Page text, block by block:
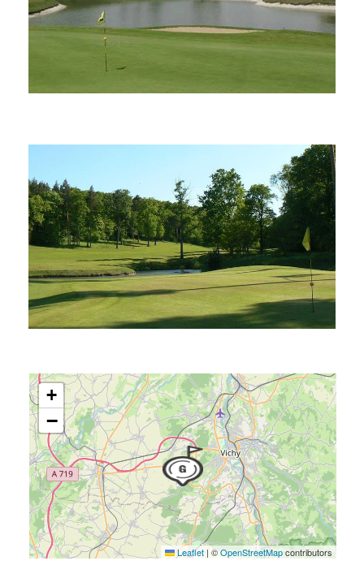
+
−
Leaflet | ©OpenStreetMapcontributors